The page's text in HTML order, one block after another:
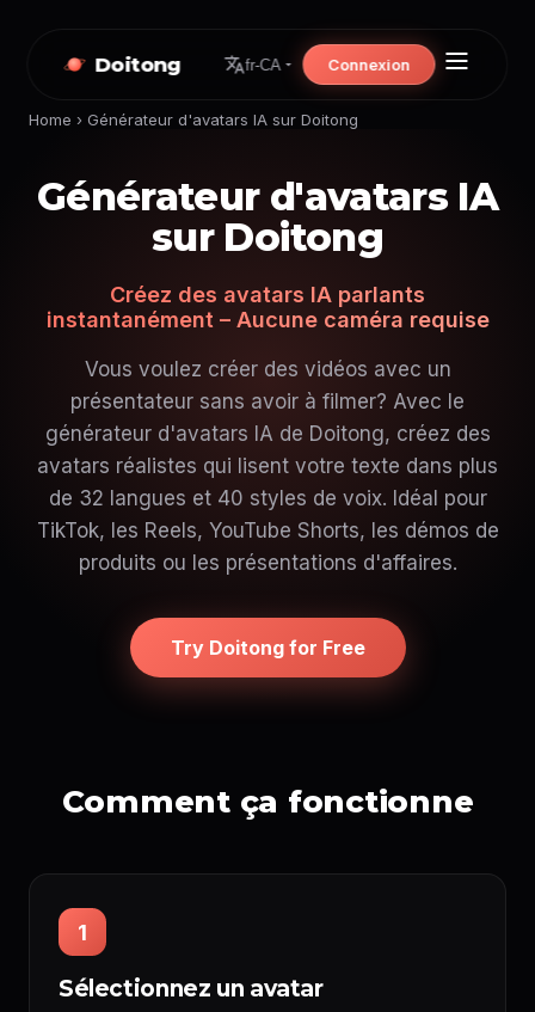
Doitong fr-CA Connexion
Home › Générateur d'avatars IA sur Doitong
Générateur d'avatars IA
sur Doitong
Créez des avatars IA parlants
instantanément – Aucune caméra requise
Vous voulez créer des vidéos avec un
présentateur sans avoir à filmer? Avec le
générateur d'avatars IA de Doitong, créez des
avatars réalistes qui lisent votre texte dans plus
de 32 langues et 40 styles de voix. Idéal pour
TikTok, les Reels, YouTube Shorts, les démos de
produits ou les présentations d'affaires.
Try Doitong for Free
Comment ça fonctionne
1
Sélectionnez un avatar